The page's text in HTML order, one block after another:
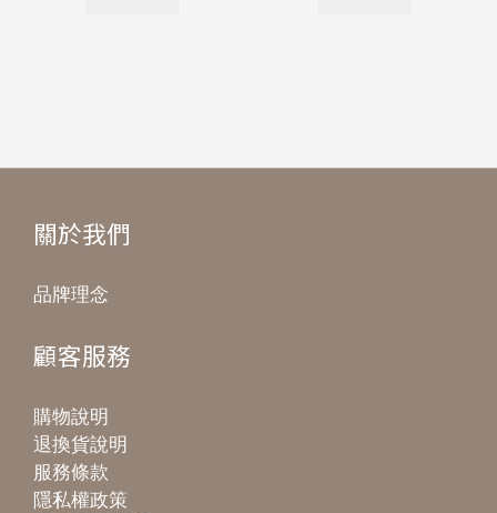
關於我們
品牌理念
顧客服務
購物說明
退換貨說明
服務條款
隱私權政策